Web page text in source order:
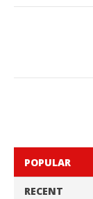
POPULAR
RECENT